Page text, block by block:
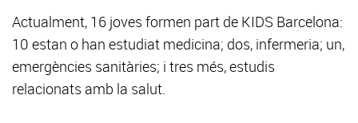
Actualment, 16 joves formen part de KIDS Barcelona:
10 estan o han estudiat medicina; dos, infermeria; un,
emergències sanitàries; i tres més, estudis
relacionats amb la salut.